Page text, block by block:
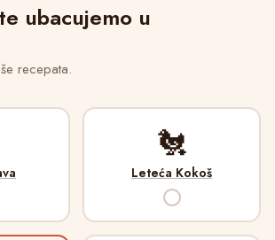
ubacujemo u
recepata.
🐔
Leteća Kokoš